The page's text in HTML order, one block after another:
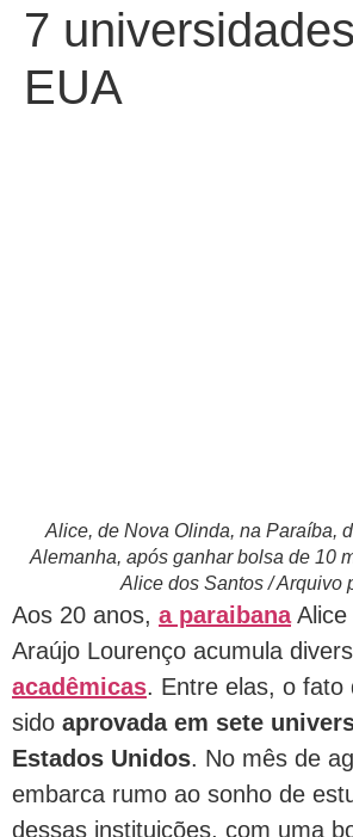
7
EUA
Alice, de Nova Olinda, na Paraíba,
Alemanha, após ganhar bolsa de 10
Alice dos Santos / Arquivo
Aos 20 anos, a paraibanaAlice
Araújo Lourenço acumula
acadêmicas. Entre elas, o fato
sido aprovada em sete
Estados Unidos. No mês de
embarca rumo ao sonho de
dessas instituições, com uma